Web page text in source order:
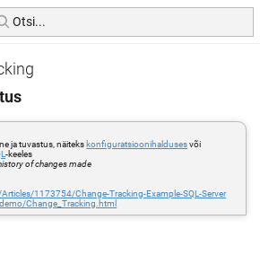
ja tuvastus, näiteks konfiguratsioonihaldusesvõi
-keeles
of changes made
1173754/Change-Tracking-Example-SQL-Server
Change_Tracking.html